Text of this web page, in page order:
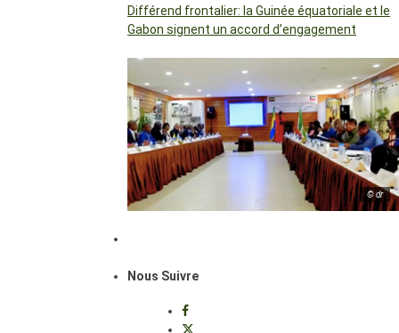
Différend frontalier: la Guinée équatoriale et le
Gabon signent un accord d’engagement
© dr
Nous Suivre